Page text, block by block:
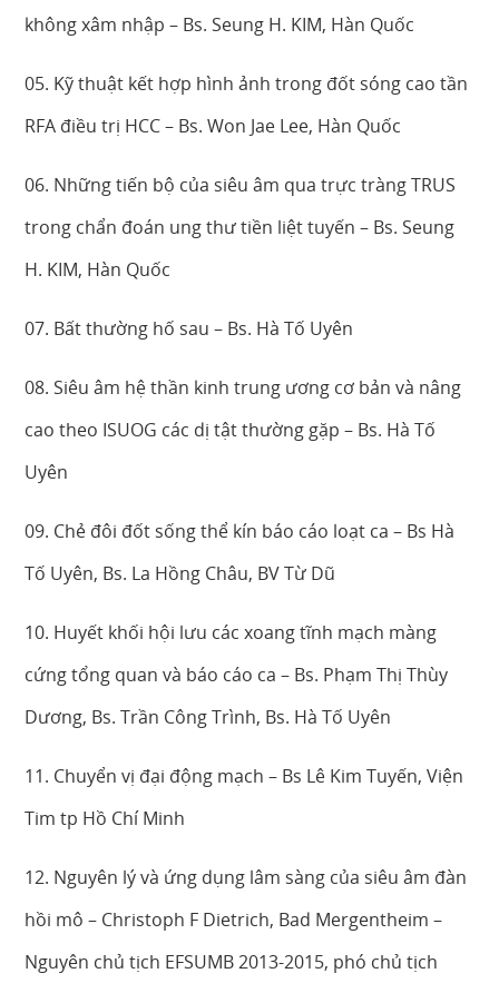
không xâm nhập – Bs. Seung H. KIM, Hàn Quốc
05. Kỹ thuật kết hợp hình ảnh trong đốt sóng cao tần
RFA điều trị HCC – Bs. Won Jae Lee, Hàn Quốc
06. Những tiến bộ của siêu âm qua trực tràng TRUS
trong chẩn đoán ung thư tiền liệt tuyến – Bs. Seung
H. KIM, Hàn Quốc
07. Bất thường hố sau – Bs. Hà Tố Uyên
08. Siêu âm hệ thần kinh trung ương cơ bản và nâng
cao theo ISUOG các dị tật thường gặp – Bs. Hà Tố
Uyên
09. Chẻ đôi đốt sống thể kín báo cáo loạt ca – Bs Hà
Tố Uyên, Bs. La Hồng Châu, BV Từ Dũ
10. Huyết khối hội lưu các xoang tĩnh mạch màng
cứng tổng quan và báo cáo ca – Bs. Phạm Thị Thùy
Dương, Bs. Trần Công Trình, Bs. Hà Tố Uyên
11. Chuyển vị đại động mạch – Bs Lê Kim Tuyến, Viện
Tim tp Hồ Chí Minh
12. Nguyên lý và ứng dụng lâm sàng của siêu âm đàn
hồi mô – Christoph F Dietrich, Bad Mergentheim –
Nguyên chủ tịch EFSUMB 2013-2015, phó chủ tịch